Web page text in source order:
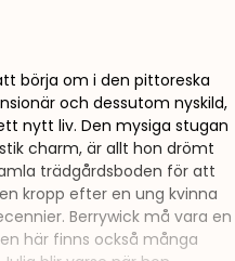
börja om i den pittoreska
och dessutom nyskild,
nytt liv. Den mysiga stugan
charm, är allt hon drömt
trädgårdsboden för att
kropp efter en ung kvinna
Berrywick må vara en
här finns också många